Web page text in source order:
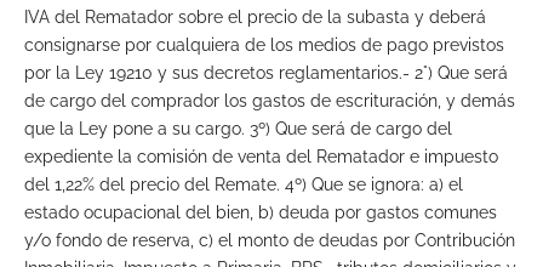
IVA del Rematador sobre el precio de la subasta y deberá
consignarse por cualquiera de los medios de pago previstos
por la Ley 19210 y sus decretos reglamentarios.- 2°) Que será
de cargo del comprador los gastos de escrituración, y demás
que la Ley pone a su cargo. 3º) Que será de cargo del
expediente la comisión de venta del Rematador e impuesto
del 1,22% del precio del Remate. 4º) Que se ignora: a) el
estado ocupacional del bien, b) deuda por gastos comunes
y/o fondo de reserva, c) el monto de deudas por Contribución